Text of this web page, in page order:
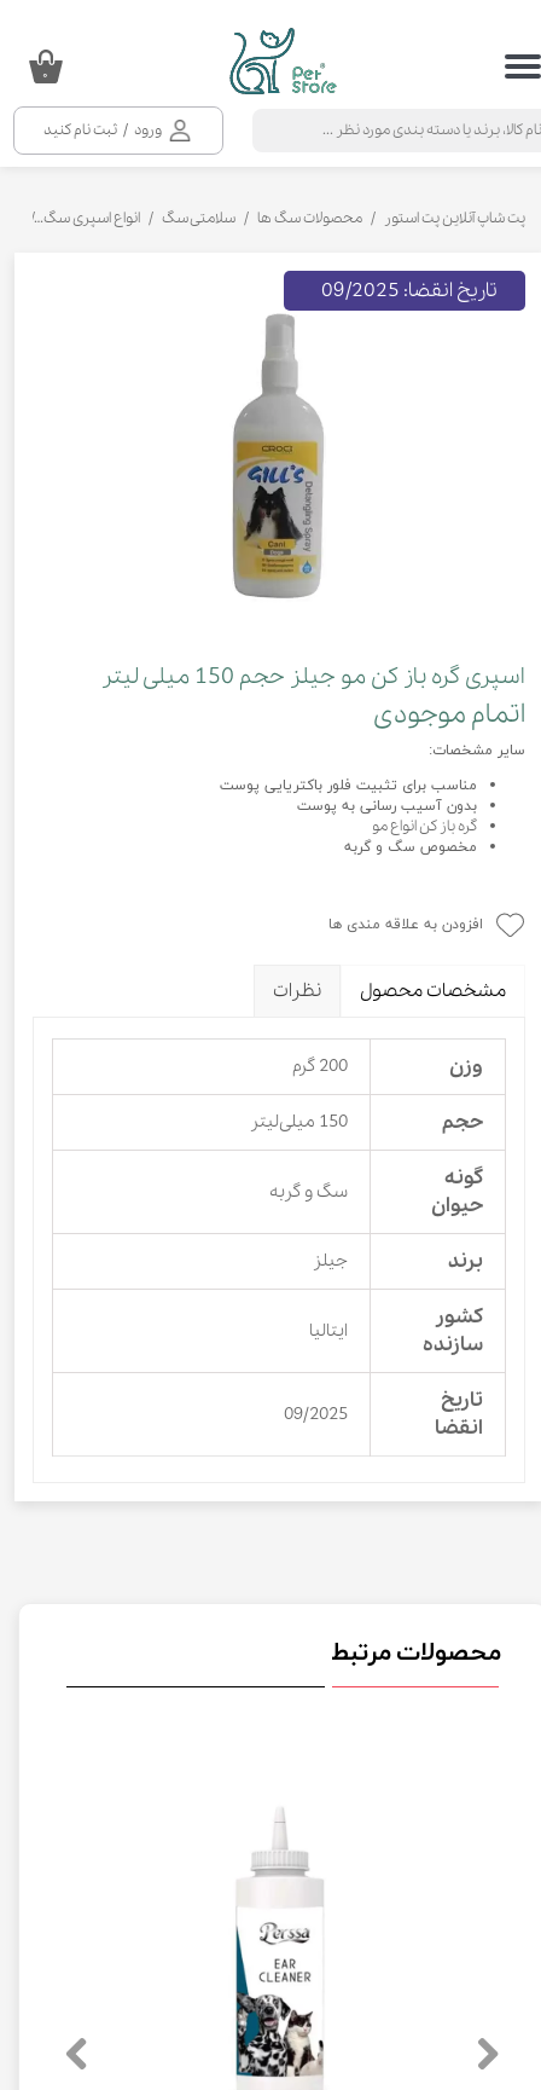
ورود / ثبت نام کنید
حساب کاربری من
خروج از حساب کاربری
۰
پت شاپ آنلاین پت استور محصولات سگ ها سلامتی سگ انواع اسپری سگ
اسپری گره باز کن مو جیلز حجم 150 میلی لیتر
اتمام موجودی
سایر مشخصات:
مناسب برای تثبیت فلور باکتریایی پوست
بدون آسیب رسانی به پوست
گره باز کن انواع مو
مخصوص سگ و گربه
تاریخ انقضا: 09/2025
افزودن به علاقه مندی ها
مشخصات محصول نظرات
وزن 200 گرم
حجم 150 میلی‌لیتر
گونه
حیوان
سگ و گربه
برند جیلز
کشور
سازنده
ایتالیا
تاریخ
انقضا
09/2025
محصولات مرتبط